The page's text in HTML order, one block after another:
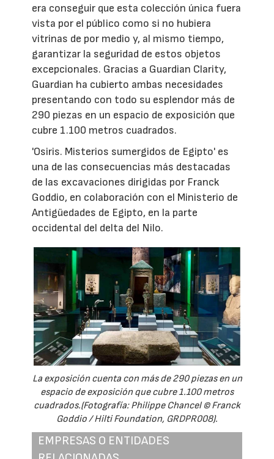
era conseguir que esta colección única fuera
vista por el público como si no hubiera
vitrinas de por medio y, al mismo tiempo,
garantizar la seguridad de estos objetos
excepcionales. Gracias a Guardian Clarity,
Guardian ha cubierto ambas necesidades
presentando con todo su esplendor más de
290 piezas en un espacio de exposición que
cubre 1.100 metros cuadrados.
'Osiris. Misterios sumergidos de Egipto' es
una de las consecuencias más destacadas
de las excavaciones dirigidas por Franck
Goddio, en colaboración con el Ministerio de
Antigüedades de Egipto, en la parte
occidental del delta del Nilo.
La exposición cuenta con más de 290 piezas en un
espacio de exposición que cubre 1.100 metros
cuadrados.(Fotografía: Philippe Chancel © Franck
Goddio / Hilti Foundation, GRDPR008).
EMPRESAS O ENTIDADES